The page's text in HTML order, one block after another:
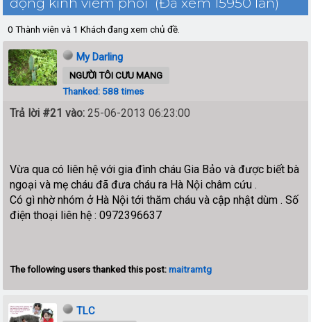
0 Thành viên và 1 Khách đang xem chủ đề.
My Darling
NGƯỜI TÔI CƯU MANG
Thanked: 588 times
Trả lời #21 vào: 25-06-2013 06:23:00
Vừa qua có liên hệ với gia đình cháu Gia Bảo và được biết bà
ngoại và mẹ cháu đã đưa cháu ra Hà Nội châm cứu .
Có gì nhờ nhóm ở Hà Nội tới thăm cháu và cập nhật dùm . Số
điện thoại liên hệ : 0972396637
The following users thanked this post:maitramtg
TLC